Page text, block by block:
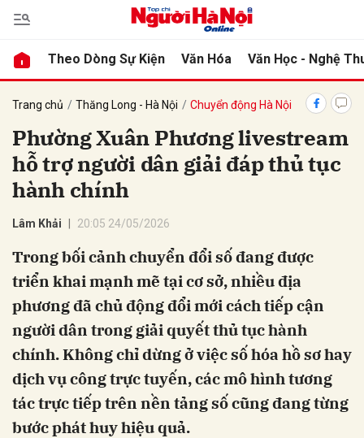
Theo Dòng Sự Kiện Văn Hóa Văn Học - Nghệ
Trang chủ Thăng Long - Hà Nội Chuyển động Hà Nội
Phường Xuân Phương livestream
hỗ trợ người dân giải đáp thủ tục
hành chính
Lâm Khải 20:05 24/05/2026
Trong bối cảnh chuyển đổi số đang được
triển khai mạnh mẽ tại cơ sở, nhiều địa
phương đã chủ động đổi mới cách tiếp cận
người dân trong giải quyết thủ tục hành
chính. Không chỉ dừng ở việc số hóa hồ sơ hay
dịch vụ công trực tuyến, các mô hình tương
tác trực tiếp trên nền tảng số cũng đang từng
bước phát huy hiệu quả.
luận